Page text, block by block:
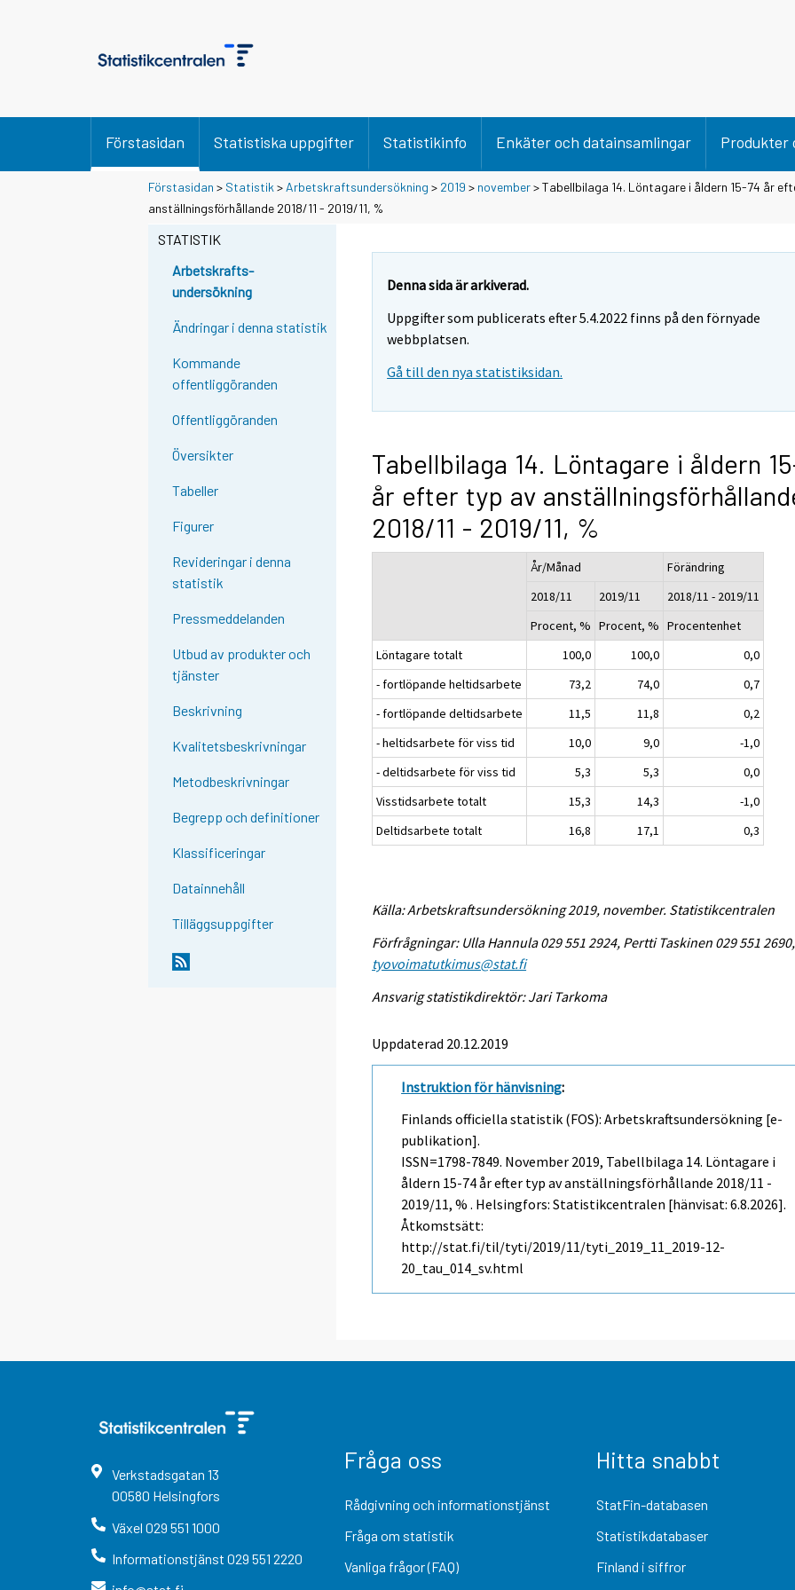
Förstasidan Statistiska uppgifter Statistikinfo Enkäter och datainsamlingar Produkter
Förstasidan > Statistik > Arbetskraftsundersökning > 2019 > november> Tabellbilaga 14. Löntagare i åldern 15-74 år
anställningsförhållande 2018/11 - 2019/11, %
STATISTIK
Arbetskrafts-
undersökning
Ändringar i denna statistik
Kommande
offentliggöranden
Offentliggöranden
Översikter
Tabeller
Figurer
Revideringar i denna
statistik
Pressmeddelanden
Utbud av produkter och
tjänster
Beskrivning
Kvalitetsbeskrivningar
Metodbeskrivningar
Begrepp och definitioner
Klassificeringar
Datainnehåll
Tilläggsuppgifter
Denna sida är arkiverad.
Uppgifter som publicerats efter 5.4.2022 finns på den förnyade
webbplatsen.
Gå till den nya statistiksidan.
Tabellbilaga 14. Löntagare i åldern
år efter typ av
2018/11 - 2019/11, %
År/Månad
Förändring
2018/11
2019/11
2018/11 - 2019/11
Procent, % Procent, % Procentenhet
Löntagare totalt
100,0 100,0
0,0
- fortlöpande heltidsarbete
73,2 74,0
0,7
- fortlöpande deltidsarbete
11,5 11,8
0,2
- heltidsarbete för viss tid
10,0 9,0
-1,0
- deltidsarbete för viss tid
5,3 5,3
0,0
Visstidsarbete totalt
15,3 14,3
-1,0
Deltidsarbete totalt
16,8 17,1 0,3
Källa: Arbetskraftsundersökning 2019, november. Statistikcentralen
Förfrågningar: Ulla Hannula 029 551 2924, Pertti Taskinen 029 551 2690,
tyovoimatutkimus@stat.fi
Ansvarig statistikdirektör: Jari Tarkoma
Uppdaterad 20.12.2019
Instruktion för hänvisning:
Finlands officiella statistik (FOS): Arbetskraftsundersökning [e-
publikation].
ISSN=1798-7849. November 2019, Tabellbilaga 14. Löntagare i
åldern 15-74 år efter typ av anställningsförhållande 2018/11 -
2019/11, % . Helsingfors: Statistikcentralen [hänvisat: 6.8.2026].
Åtkomstsätt:
http://stat.fi/til/tyti/2019/11/tyti_2019_11_2019-12-
20_tau_014_sv.html
Verkstadsgatan 13
00580 Helsingfors
Växel 029 551 1000
Informationstjänst 029 551 2220
Fråga oss
Rådgivning och informationstjänst
Fråga om statistik
Vanliga frågor (FAQ)
Hitta snabbt
StatFin-databasen
Statistikdatabaser
Finland i siffror